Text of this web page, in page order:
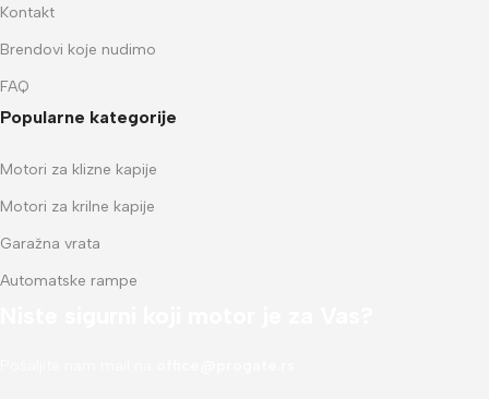
Kontakt
Brendovi koje nudimo
FAQ
Popularne kategorije
Motori za klizne kapije
Motori za krilne kapije
Garažna vrata
Automatske rampe